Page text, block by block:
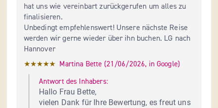
hat uns wie vereinbart zurückgerufen um alles zu
finalisieren.
Unbedingt empfehlenswert! Unsere nächste Reise
werden wir gerne wieder über ihn buchen. LG nach
Hannover
★★★★★ Martina Bette (21/06/2026, in Google)
Antwort des Inhabers:
Hallo Frau Bette,
vielen Dank für Ihre Bewertung, es freut uns